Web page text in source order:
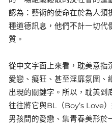
認為：藝術的使命在於為人類
種道德訊息，他們不計一切代
質。
從中文字面上來看，耽美意指
愛戀、癡狂、甚至淫靡氛圍、
出現的關鍵字。所以，耽美到
往往將它與BL（Boy’s Love
男孩間的愛戀、集青春美形於